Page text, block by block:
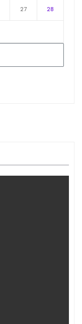
27 28